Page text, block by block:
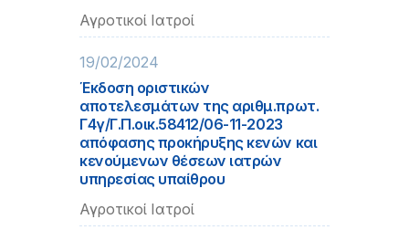
Αγροτικοί Ιατροί
19/02/2024
Έκδοση οριστικών
αποτελεσμάτων της αριθμ.πρωτ.
Γ4γ/Γ.Π.οικ.58412/06-11-2023
απόφασης προκήρυξης κενών και
κενούμενων θέσεων ιατρών
υπηρεσίας υπαίθρου
Αγροτικοί Ιατροί